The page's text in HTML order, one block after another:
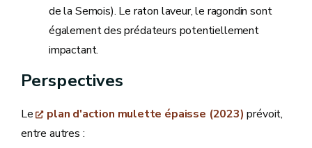
de la Semois). Le raton laveur, le ragondin sont
également des prédateurs potentiellement
impactant.
Perspectives
Le plan d'action mulette épaisse (2023) prévoit,
entre autres :